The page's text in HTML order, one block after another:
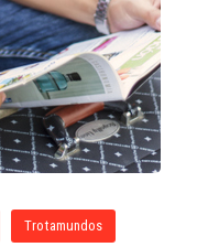
Trotamundos